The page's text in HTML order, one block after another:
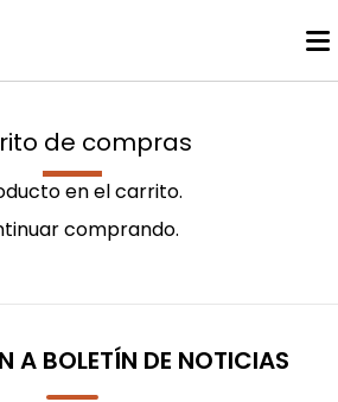
de compras
en el carrito.
comprando.
A BOLETÍN DE NOTICIAS